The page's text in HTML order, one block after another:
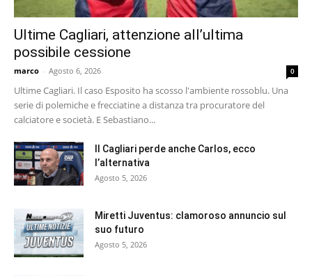
Ultime Cagliari, attenzione all’ultima
possibile cessione
marco - Agosto 6, 2026 0
Ultime Cagliari. Il caso Esposito ha scosso l'ambiente rossoblu. Una
serie di polemiche e frecciatine a distanza tra procuratore del
calciatore e società. E Sebastiano...
Il Cagliari perde anche Carlos, ecco
l’alternativa
Agosto 5, 2026
Miretti Juventus: clamoroso annuncio sul
suo futuro
Agosto 5, 2026